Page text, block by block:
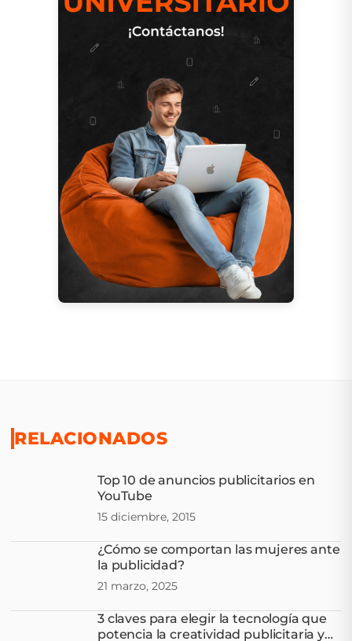
RELACIONADOS
Top 10 de anuncios publicitarios en
YouTube
15 diciembre, 2015
¿Cómo se comportan las mujeres ante
la publicidad?
21 marzo, 2025
3 claves para elegir la tecnología que
potencia la creatividad publicitaria y